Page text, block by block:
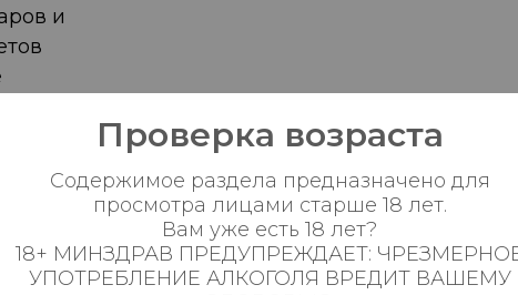
и
и
Проверка возраста
Содержимое раздела предназначено для
просмотра лицами старше 18 лет.
Вам уже есть 18 лет?
18+ МИНЗДРАВ ПРЕДУПРЕЖДАЕТ:
УПОТРЕБЛЕНИЕ АЛКОГОЛЯ ВРЕДИТ ВАШЕМУ